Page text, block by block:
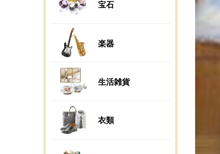
宝石
楽器
生活雑貨
衣類